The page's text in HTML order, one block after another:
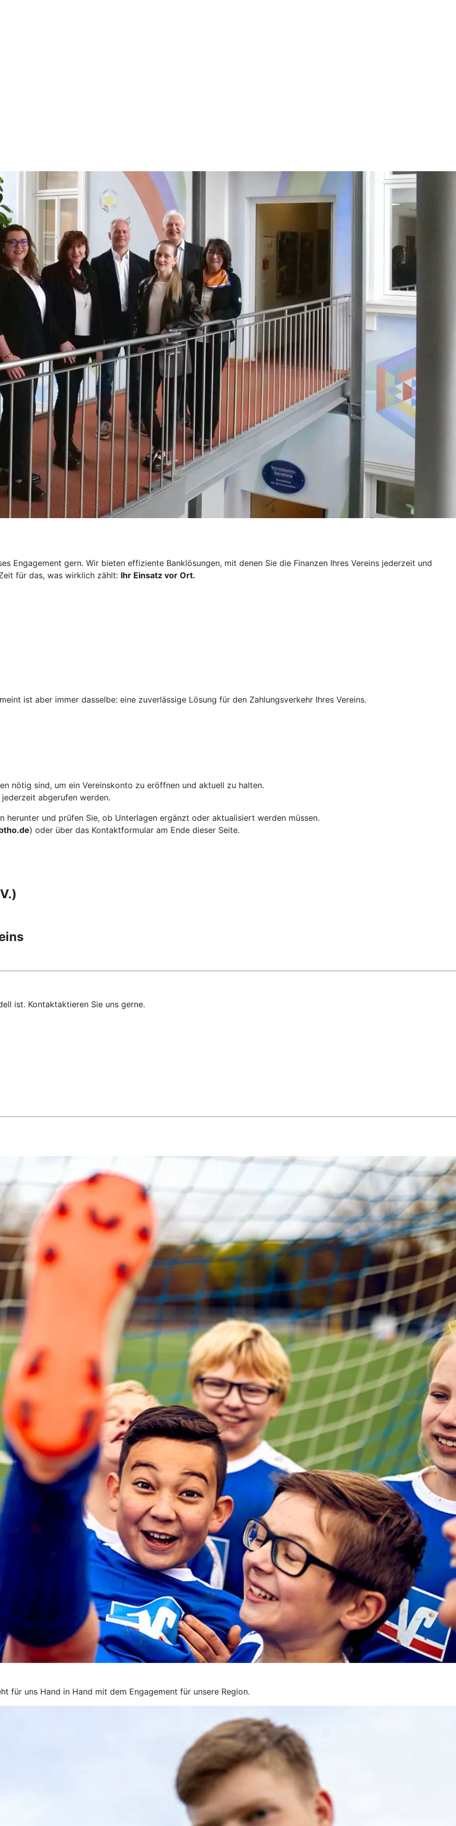
Engagement gern. Wir bieten effiziente Banklösungen, mit denen Sie die Finanzen Ihres Vereins jederzeit und
für das, was wirklich zählt: Ihr Einsatz vor Ort.
ist aber immer dasselbe: eine zuverlässige Lösung für den Zahlungsverkehr Ihres Vereins.
nötig sind, um ein Vereinskonto zu eröffnen und aktuell zu halten.
abgerufen werden.
herunter und prüfen Sie, ob Unterlagen ergänzt oder aktualisiert werden müssen.
) oder über das Kontaktformular am Ende dieser Seite.
ist. Kontaktaktieren Sie uns gerne.
für uns Hand in Hand mit dem Engagement für unsere Region.